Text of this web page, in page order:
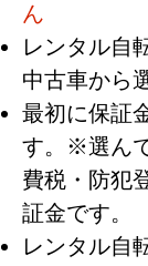
ん
レンタル自
中古車から
最初に保証
す。※選ん
費税・防犯
証金です。
レンタル自